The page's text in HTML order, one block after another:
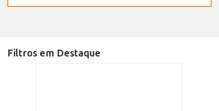
Filtros em Destaque